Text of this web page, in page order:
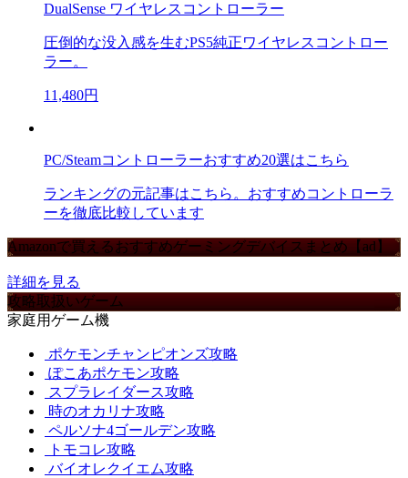
DualSense ワイヤレスコントローラー
圧倒的な没入感を生むPS5純正ワイヤレスコントロー
ラー。
11,480円
PC/Steamコントローラーおすすめ20選はこちら
ランキングの元記事はこちら。おすすめコントローラ
ーを徹底比較しています
Amazonで買えるおすすめゲーミングデバイスまとめ【ad】
詳細を見る
攻略取扱いゲーム
家庭用ゲーム機
ポケモンチャンピオンズ攻略
ぽこあポケモン攻略
スプラレイダース攻略
時のオカリナ攻略
ペルソナ4ゴールデン攻略
トモコレ攻略
バイオレクイエム攻略